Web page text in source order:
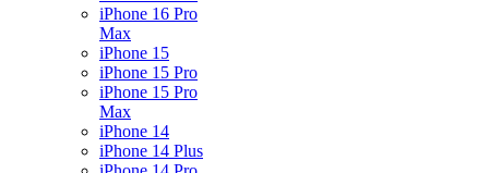
iPhone 16 Pro
Max
iPhone 15
iPhone 15 Pro
iPhone 15 Pro
Max
iPhone 14
iPhone 14 Plus